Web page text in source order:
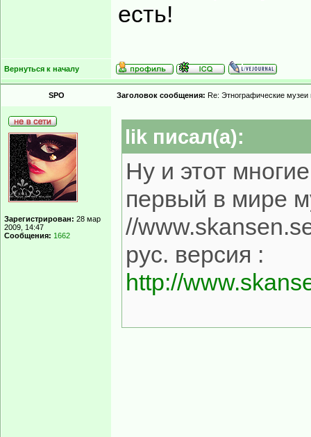
есть!
Вернуться к началу
SPO Заголовок сообщения: Re: Этнографические
Зарегистрирован: 28 мар
2009, 14:47
Сообщения: 1662
lik писал(а):
Ну и этот
первый в мире
//
рус. версия :
http://